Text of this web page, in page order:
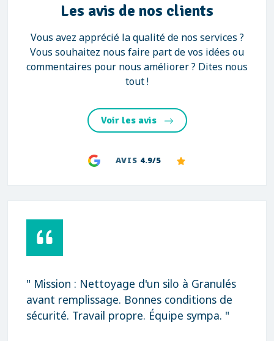
Les avis de nos clients
Vous avez apprécié la qualité de nos services ?
Vous souhaitez nous faire part de vos idées ou
commentaires pour nous améliorer ? Dites nous
tout !
Voir les avis
AVIS 4.9/5
" Mission : Nettoyage d'un silo à Granulés
avant remplissage. Bonnes conditions de
sécurité. Travail propre. Équipe sympa. "